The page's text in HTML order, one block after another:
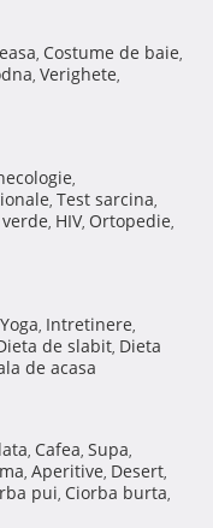
, Costume de baie,
, Verighete,
,
, Test sarcina,
, HIV, Ortopedie,
Yoga, Intretinere,
de slabit, Dieta
de acasa
, Cafea, Supa,
, Aperitive, Desert,
pui, Ciorba burta,